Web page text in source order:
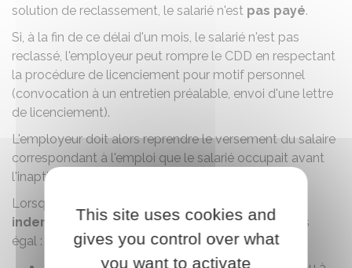
solution de reclassement, le salarié n'est pas payé.
Si, à la fin de ce délai d'un mois, le salarié n'est pas
reclassé, l'employeur peut rompre le CDD en respectant
la procédure de licenciement pour motif personnel
(convocation à un entretien préalable, envoi d'une lettre
de licenciement).
L'employeur doit alors reprendre le versement du salaire
correspondant à l'emploi que le salarié occupait avant
l'inaptitude, et ce jusqu'au licenciement.
Lorsque le CDD est rompu, le salarié a droit à une
indemnité de rupture. Son montant est au moins
égal :
This site uses cookies and
gives you control over what
you want to activate